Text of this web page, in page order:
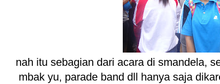
nah itu sebagian dari acara di smandela,
mbak yu, parade band dll hanya saja